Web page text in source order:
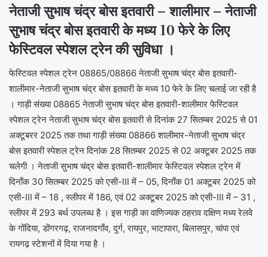
नेताजी सुभाष चंद्र बोस इतवारी – शालीमार – नेताजी
सुभाष चंद्र बोस इतवारी के मध्य 10 फेरे के लिए
फेस्टिवल स्पेशल ट्रेन की सुविधा ।
फेस्टिवल स्पेशल ट्रेन 08865/08866 नेताजी सुभाष चंद्र बोस इतवारी-
शालीमार-नेताजी सुभाष चंद्र बोस इतवारी के मध्य 10 फेरे के लिए चलाई जा रही है
। गाड़ी संख्या 08865 नेताजी सुभाष चंद्र बोस इतवारी-शालीमार फेस्टिवल
स्पेशल ट्रेन नेताजी सुभाष चंद्र बोस इतवारी से दिनांक 27 सितम्बर 2025 से 01
अक्टूबरर 2025 तक तथा गाड़ी संख्या 08866 शालीमार-नेताजी सुभाष चंद्र
बोस इतवारी स्पेशल ट्रेन दिनांक 28 सितम्बर 2025 से 02 अक्टूबर 2025 तक
चलेगी । नेताजी सुभाष चंद्र बोस इतवारी-शालीमार फेस्टिवल स्पेशल ट्रेन में
दिनाँक 30 सितम्बर 2025 को एसी-III में – 05, दिनाँक 01 अक्टूबर 2025 को
एसी-III में – 18 , स्लीपर में 186, एवं 02 अक्टूबर 2025 को एसी-III में – 31 ,
स्लीपर में 293 बर्थ उपलब्ध है । इस गाड़ी का वाणिज्यक ठहराव दक्षिण मध्य रेलवे
के गोंदिया, डोंगरगढ़, राजनादगाँव, दुर्ग, रायपुर, भाटापारा, बिलासपुर, चांपा एवं
रायगढ़ स्टेशनों में दिया गया है ।